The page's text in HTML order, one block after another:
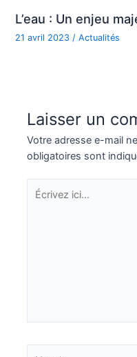
L’eau : Un enjeu
21 avril 2023/Actualités
Laisser un
Votre adresse e-mail
obligatoires sont
Écrivez
ici…